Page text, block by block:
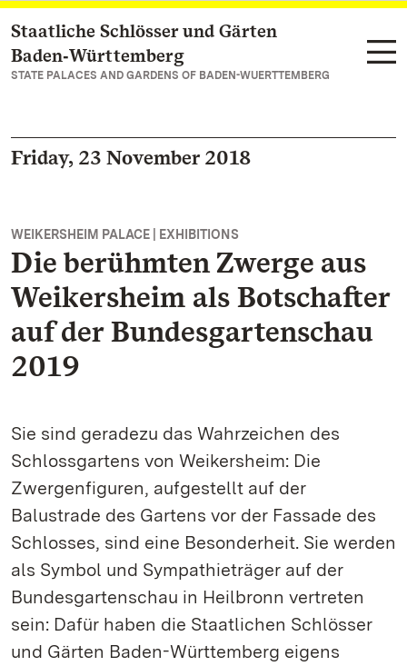
Navigate to main page
Staatliche Schlösser und Gärten
Baden‑Württemberg
STATE PALACES AND GARDENS OF BADEN-WUERTTEMBERG
Friday, 23 November 2018
WEIKERSHEIM PALACE | EXHIBITIONS
Die berühmten Zwerge aus
Weikersheim als Botschafter
auf der Bundesgartenschau
2019
Sie sind geradezu das Wahrzeichen des
Schlossgartens von Weikersheim: Die
Zwergenfiguren, aufgestellt auf der
Balustrade des Gartens vor der Fassade des
Schlosses, sind eine Besonderheit. Sie werden
als Symbol und Sympathieträger auf der
Bundesgartenschau in Heilbronn vertreten
sein: Dafür haben die Staatlichen Schlösser
und Gärten Baden-Württemberg eigens